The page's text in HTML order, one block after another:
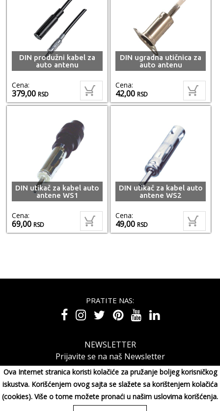
Ova Internet stranica koristi kolačiće za pružanje boljeg korisničkog
iskustva. Korišćenjem ovog sajta se slažete sa korištenjem kolačića
(cookies). Više o tome možete pronaći u našim uslovima korišćenja.
DIN produžni kabel za
auto antenu
Cena:
379,00RSD
DIN ugradna utičnica za
auto antenu
Cena:
42,00RSD
DIN utikač za kabel auto
antene WS1
Cena:
69,00RSD
DIN utikač za kabel auto
antene WS2
Cena:
49,00RSD
PRATITE NAS:
NEWSLETTER
Prijavite se na naš Newsletter
MAXIMORA GROUP DOO Miluna Pantića 15, 34000 KRAGUJE,